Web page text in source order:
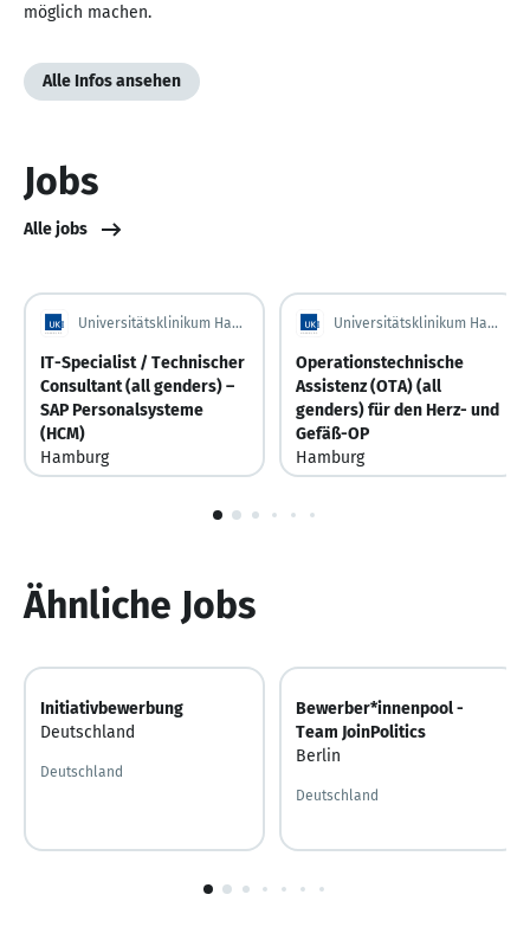
möglich machen.
Alle Infos ansehen
Jobs
Alle jobs
Universitätsklinikum Hamburg-Eppendorf | UKE
IT-Specialist / Technischer
Consultant (all genders) –
SAP Personalsysteme
(HCM)
Hamburg
Universitätsklinikum Hamburg-Eppendorf | UKE
Operationstechnische
Assistenz (OTA) (all
genders) für den Herz- und
Gefäß-OP
Hamburg
Vor 7 Tagen
Vor 7 Tagen veröffentlicht
Ähnliche Jobs
Initiativbewerbung
Deutschland
Deutschland
Bewerber*innenpool -
Team JoinPolitics
Berlin
Deutschland